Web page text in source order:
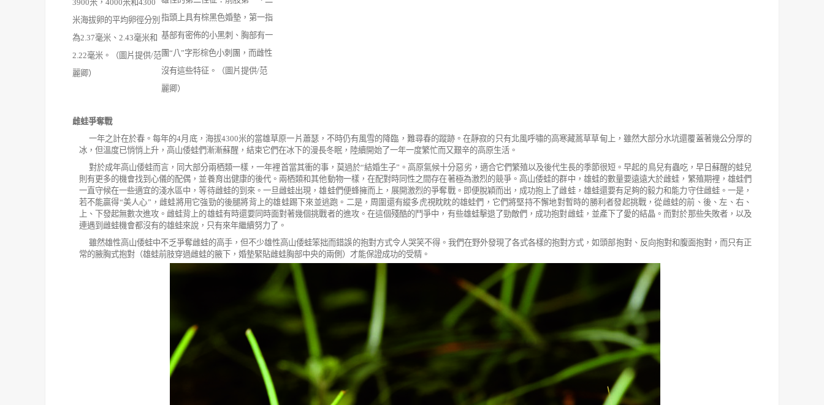
3900米，4000米和4300
米海拔卵的平均卵徑分別
為2.37毫米、2.43毫米和
2.22毫米。（圖片提供/范
麗卿）
指頭上具有棕黑色婚墊，第一指
基部有密佈的小黑刺、胸部有一
團“八”字形棕色小刺團，而雌性
沒有這些特征。（圖片提供/范
麗卿）
雌蛙爭奪戰
一年之計在於春。每年的4月底，海拔4300米的當雄草原一片蕭瑟，不時仍有風雪的降臨，難尋春的蹤跡。在靜寂的只有北風呼嘯的高寒藏蒿草草甸上，雖然大部分水坑還覆蓋著幾公分厚的
冰，但溫度已悄悄上升，高山倭蛙們漸漸蘇醒，結束它們在冰下的漫長冬眠，陸續開始了一年一度繁忙而又艱辛的高原生活。
對於成年高山倭蛙而言，同大部分兩栖類一樣，一年裡首當其衝的事，莫過於“結婚生子” 。高原氣候十分惡劣，適合它們繁殖以及後代生長的季節很短。早起的鳥兒有蟲吃，早日蘇醒的蛙兒
則有更多的機會找到心儀的配偶，並養育出健康的後代。兩栖類和其他動物一樣，在配對時同性之間存在著極為激烈的競爭。高山倭蛙的群中，雄蛙的數量要遠遠大於雌蛙，繁殖期裡，雄蛙們
一直守候在一些適宜的淺水區中，等待雌蛙的到來。一旦雌蛙出現，雄蛙們便蜂擁而上，展開激烈的爭奪戰。即便脫穎而出，成功抱上了雌蛙，雄蛙還要有足夠的毅力和能力守住雌蛙。一是，
若不能贏得“美人心” ，雌蛙將用它強勁的後腿將背上的雄蛙踢下來並逃跑。二是，周圍還有縱多虎視眈眈的雄蛙們，它們將堅持不懈地對暫時的勝利者發起挑戰，從雌蛙的前、後、左、右、
上、下發起無數次進攻。雌蛙背上的雄蛙有時還要同時面對著幾個挑戰者的進攻。在這個殘酷的鬥爭中，有些雄蛙擊退了勁敵們，成功抱對雌蛙，並產下了愛的結晶。而對於那些失敗者，以及
連遇到雌蛙機會都沒有的雄蛙來說，只有來年繼續努力了。
雖然雄性高山倭蛙中不乏爭奪雌蛙的高手，但不少雄性高山倭蛙笨拙而錯誤的抱對方式令人哭笑不得。我們在野外發現了各式各樣的抱對方式，如頭部抱對、反向抱對和腹面抱對，而只有正
常的腋胸式抱對（雄蛙前肢穿過雌蛙的腋下，婚墊緊貼雌蛙胸部中央的兩側）才能保證成功的受精。